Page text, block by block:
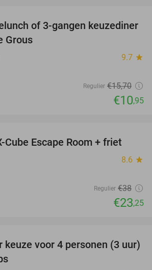
30%
of 3-gangen keuzediner
Grous
9.7 star
Regulier €15,70
€10,95
39%
Cube Escape Room + friet
8.6 star
Regulier €38
€23,25
31%
keuze voor 4 personen (3 uur)